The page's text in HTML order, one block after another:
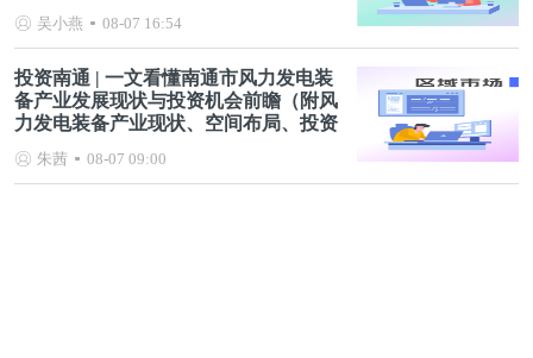
吴小燕 08-07 16:54
投资南通 | 一文看懂南通市风力发电装
备产业发展现状与投资机会前瞻（附风
力发电装备产业现状、空间布局、投资
朱茜 08-07 09:00